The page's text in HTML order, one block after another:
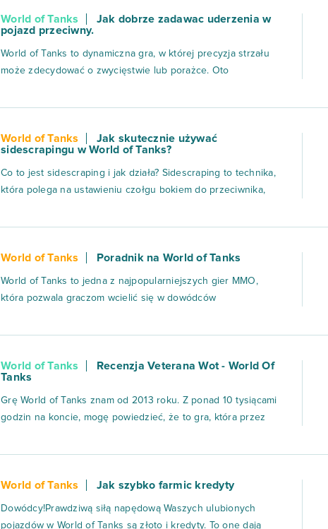
starciach drużynowych, gdzi...
World of Tanks
Jak dobrze zadawac uderzenia w
pojazd przeciwny.
World of Tanks to dynamiczna gra, w której precyzja strzału
może zdecydować o zwycięstwie lub porażce. Oto
inną dokładność, określa...
World of Tanks
Jak skutecznie używać
sidescrapingu w World of Tanks?
Co to jest sidescraping i jak działa? Sidescraping to technika,
która polega na ustawieniu czołgu bokiem do przeciwnika,
rykoszet,...
World of Tanks Poradnik na World of Tanks
World of Tanks to jedna z najpopularniejszych gier MMO,
która pozwala graczom wcielić się w dowódców
wyjątkowe połączenie taktyki, współpracy drużynowe...
World of Tanks
Recenzja Veterana Wot - World Of
Tanks
Grę World of Tanks znam od 2013 roku. Z ponad 10 tysiącami
godzin na koncie, mogę powiedzieć, że to gra, która przez
porzuc...
World of Tanks Jak szybko farmic kredyty
Dowódcy!Prawdziwą siłą napędową Waszych ulubionych
pojazdów w World of Tanks są złoto i kredyty. To one dają